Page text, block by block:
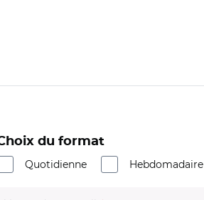
du format
Quotidienne
Hebdomadaire